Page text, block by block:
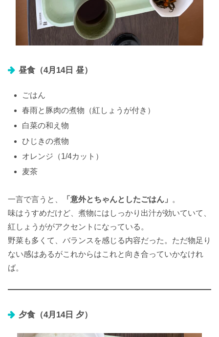
昼食（4月14日 昼）
ごはん
春雨と豚肉の煮物（紅しょうが付き）
白菜の和え物
ひじきの煮物
オレンジ（1/4カット）
麦茶
一言で言うと、 「意外とちゃんとしたごはん」
。
味はうすめだけど、煮物にはしっかり出汁が効いていて、
紅しょうががアクセントになっている。
野菜も多くて、バランスを感じる内容だった。ただ物足り
ない感はあるがこれからはこれと向き合っていかなけれ
ば。
夕食（4月14日 夕）